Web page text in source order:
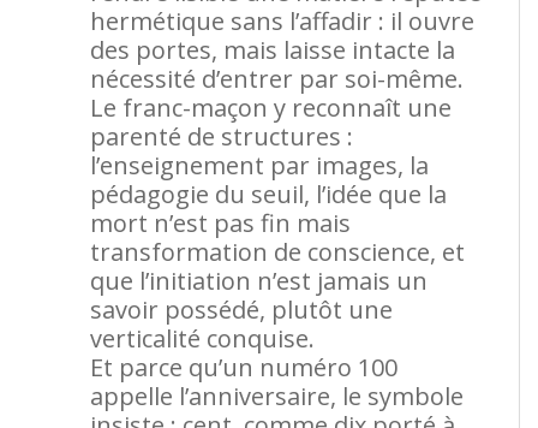
hermétique sans l’affadir : il ouvre
des portes, mais laisse intacte la
nécessité d’entrer par soi-même.
Le franc-maçon y reconnaît une
parenté de structures :
l’enseignement par images, la
pédagogie du seuil, l’idée que la
mort n’est pas fin mais
transformation de conscience, et
que l’initiation n’est jamais un
savoir possédé, plutôt une
verticalité conquise.
Et parce qu’un numéro 100
appelle l’anniversaire, le symbole